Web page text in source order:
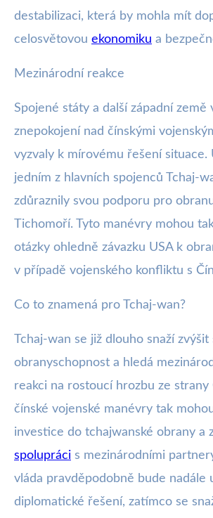
destabilizaci, která by mohla mít
celosvětovou ekonomiku a
Mezinárodní reakce
Spojené státy a další západní země
znepokojení nad čínskými
vyzvaly k mírovému řešení situace.
jedním z hlavních spojenců Tchaj-
zdůraznily svou podporu pro
Tichomoří. Tyto manévry mohou
otázky ohledně závazku USA k
v případě vojenského konfliktu s
Co to znamená pro Tchaj-wan?
Tchaj-wan se již dlouho snaží zvýšit
obranyschopnost a hledá
reakci na rostoucí hrozbu ze strany
čínské vojenské manévry tak
investice do tchajwanské obrany a
spolupráci s mezinárodními
vláda pravděpodobně bude nadále
diplomatické řešení, zatímco se